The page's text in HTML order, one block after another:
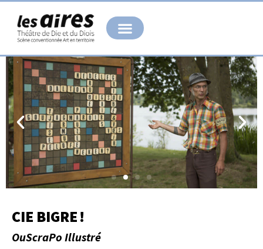
contenu
CIE BIGRE !
OuScraPo Illustré